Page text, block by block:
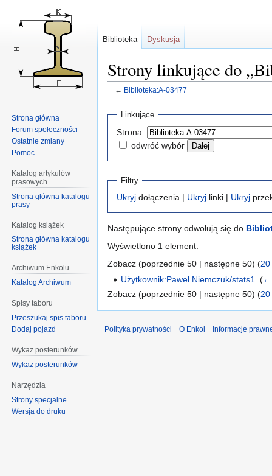
Strony linkujące do
← Biblioteka:A-03477
Przejdź
nawigacji
Przejdź
wyszukiwania
Linkujące
Strona:
odwróć wybór
Filtry
Ukryj dołączenia | Ukryj linki | Ukryj
Następujące strony odwołują się do
Wyświetlono 1 element.
Zobacz (poprzednie 50 | następne 50) (20
Użytkownik:Paweł Niemczuk/stats1 ‎(←
Zobacz (poprzednie 50 | następne 50) (20
Biblioteka Dyskusja
Strona główna
Forum społeczności
Ostatnie zmiany
Pomoc
Katalog artykułów
prasowych
Strona główna katalogu
prasy
Katalog książek
Strona główna katalogu
książek
Archiwum Enkolu
Katalog Archiwum
Spisy taboru
Przeszukaj spis taboru
Dodaj pojazd
Wykaz posterunków
Wykaz posterunków
Narzędzia
Strony specjalne
Wersja do druku
Polityka prywatności O Enkol Informacje